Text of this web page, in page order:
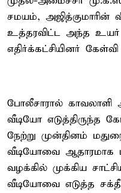
சமயம், அஜித்குமாரின்
உத்தரவிட்ட அந்த உயர்
எதிர்க்கட்சியினர்
போலீசாரால் காவலாளி
வீடியோ எடுத்திருந்த
நேற்று முன்தினம்
வீடியோவை ஆதாரமாக
வழக்கில் முக்கிய
வீடியோவை எடுத்த